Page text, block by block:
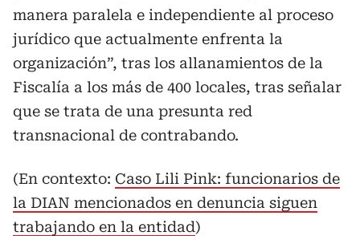
manera paralela e independiente al proceso
jurídico que actualmente enfrenta la
organización”, tras los allanamientos de la
Fiscalía a los más de 400 locales, tras señalar
que se trata de una presunta red
transnacional de contrabando.
(En contexto: Caso Lili Pink: funcionarios de
la DIAN mencionados en denuncia siguen
trabajando en la entidad)